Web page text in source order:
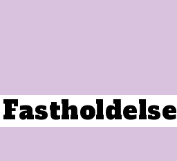
Fastholdelse